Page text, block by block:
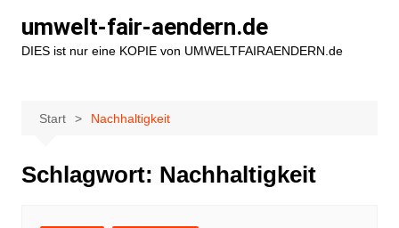
Inhalt
springen
umwelt-fair-aendern.de
DIES ist nur eine KOPIE von UMWELTFAIRAENDERN.de
Start Nachhaltigkeit
Schlagwort: Nachhaltigkeit